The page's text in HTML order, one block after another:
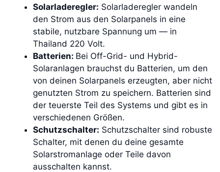
Solarladeregler: Solarladeregler wandeln
den Strom aus den Solarpanels in eine
stabile, nutzbare Spannung um — in
Thailand 220 Volt.
Batterien: Bei Off-Grid- und Hybrid-
Solaranlagen brauchst du Batterien, um den
von deinen Solarpanels erzeugten, aber nicht
genutzten Strom zu speichern. Batterien sind
der teuerste Teil des Systems und gibt es in
verschiedenen Größen.
Schutzschalter: Schutzschalter sind robuste
Schalter, mit denen du deine gesamte
Solarstromanlage oder Teile davon
ausschalten kannst.